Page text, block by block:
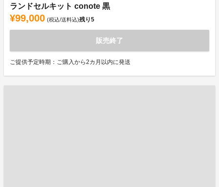
ランドセルキット conote 黒
¥99,000 (税込/送料込)残り5
販売終了
ご提供予定時期：ご購入から2カ月以内に発送